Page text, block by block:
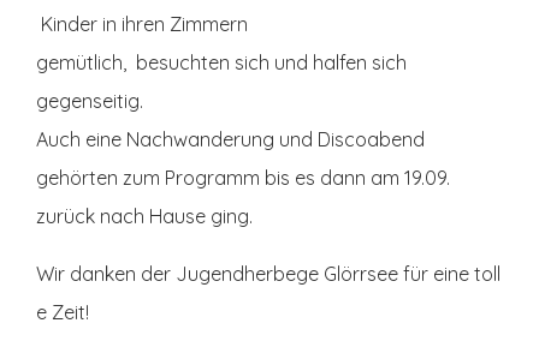
Kinder in ihren Zimmern
gemütlich, besuchten sich und halfen sich
gegenseitig.
Auch eine Nachwanderung und Discoabend
gehörten zum Programm bis es dann am 19.09.
zurück nach Hause ging.
Wir danken der Jugendherbege Glörrsee für eine toll
e Zeit!